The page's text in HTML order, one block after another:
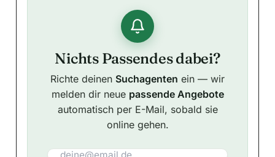
Nichts Passendes dabei?
Richte deinen Suchagenten ein — wir
melden dir neue passende Angebote
automatisch per E-Mail, sobald sie
online gehen.